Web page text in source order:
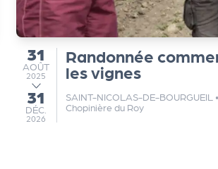
du
31
AOÛT
AOÛT
2025
au
31
DÉCEMBRE
DÉC.
2026
Randonnée
les vignes
SAINT-NICOLAS-DE-BOURGUEIL •
Chopinière du Roy